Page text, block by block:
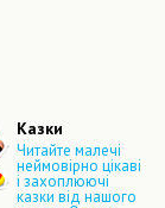
Казки
Читайте малечі
неймовірно цікаві
і захоплюючі
казки від нашого